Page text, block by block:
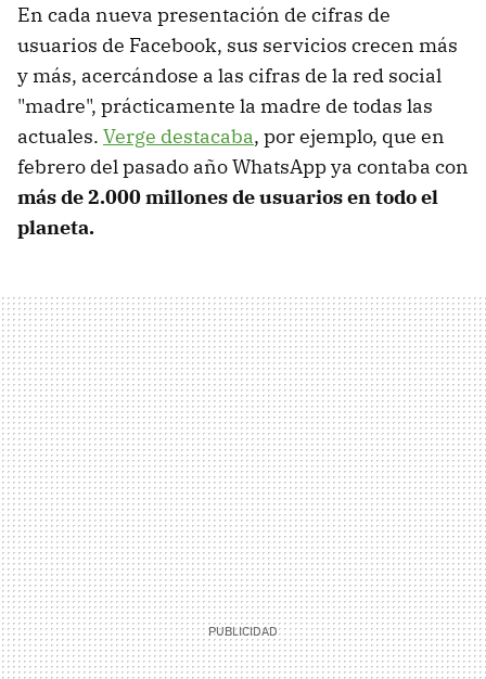
En cada nueva presentación de cifras de
usuarios de Facebook, sus servicios crecen más
y más, acercándose a las cifras de la red social
"madre", prácticamente la madre de todas las
actuales. Verge destacaba, por ejemplo, que en
febrero del pasado año WhatsApp ya contaba con
más de 2.000 millones de usuarios en todo el
planeta.